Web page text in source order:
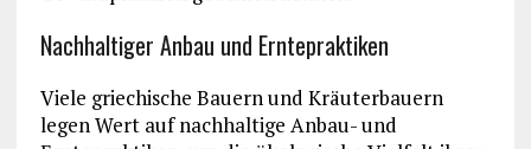
Nachhaltiger Anbau und Erntepraktiken
Viele griechische Bauern und Kräuterbauern
legen Wert auf nachhaltige Anbau- und